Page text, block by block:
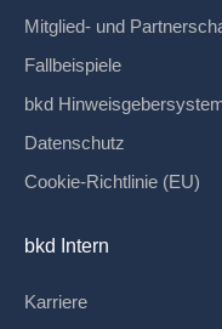
Mitglied- und
Fallbeispiele
bkd
Datenschutz
Cookie-Richtlinie (EU)
bkd Intern
Karriere